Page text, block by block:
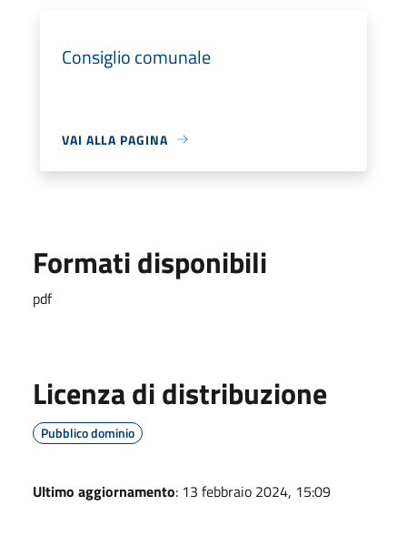
Consiglio comunale
VAI ALLA PAGINA
Formati disponibili
pdf
Licenza di distribuzione
Pubblico dominio
Ultimo aggiornamento: 13 febbraio 2024, 15:09